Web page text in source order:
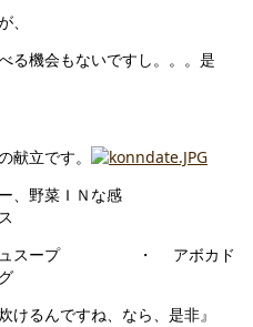
る機会もないですし。。。是
献立です。
菜ＩＮな感
スープ ・ アボカド
けるんですね、なら、是非』